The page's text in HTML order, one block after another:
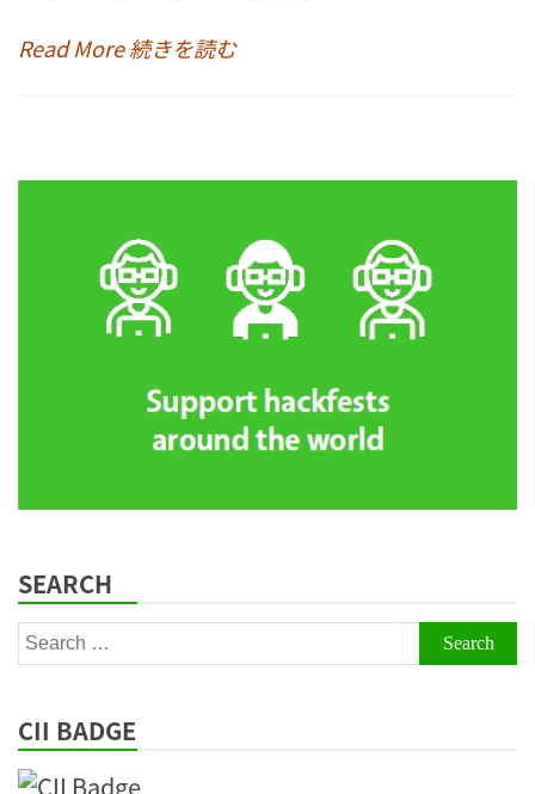
Read More 続きを読む
SEARCH
Search
for:
CII BADGE